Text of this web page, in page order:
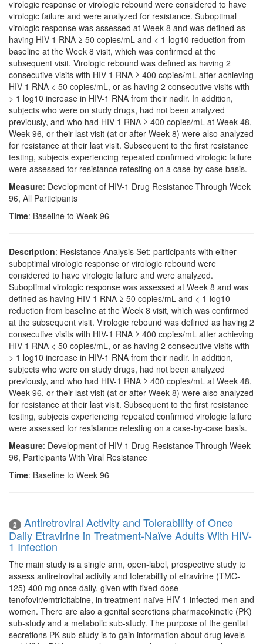
virologic response or virologic rebound were considered to have
virologic failure and were analyzed for resistance. Suboptimal
virologic response was assessed at Week 8 and was defined as
having HIV-1 RNA ≥ 50 copies/mL and < 1-log10 reduction from
baseline at the Week 8 visit, which was confirmed at the
subsequent visit. Virologic rebound was defined as having 2
consecutive visits with HIV-1 RNA ≥ 400 copies/mL after achieving
HIV-1 RNA < 50 copies/mL, or as having 2 consecutive visits with
> 1 log10 increase in HIV-1 RNA from their nadir. In addition,
subjects who were on study drugs, had not been analyzed
previously, and who had HIV-1 RNA ≥ 400 copies/mL at Week 48,
Week 96, or their last visit (at or after Week 8) were also analyzed
for resistance at their last visit. Subsequent to the first resistance
testing, subjects experiencing repeated confirmed virologic failure
were assessed for resistance retesting on a case-by-case basis.
Measure: Development of HIV-1 Drug Resistance Through Week
96, All Participants
Time: Baseline to Week 96
Description: Resistance Analysis Set: participants with either
suboptimal virologic response or virologic rebound were
considered to have virologic failure and were analyzed.
Suboptimal virologic response was assessed at Week 8 and was
defined as having HIV-1 RNA ≥ 50 copies/mL and < 1-log10
reduction from baseline at the Week 8 visit, which was confirmed
at the subsequent visit. Virologic rebound was defined as having 2
consecutive visits with HIV-1 RNA ≥ 400 copies/mL after achieving
HIV-1 RNA < 50 copies/mL, or as having 2 consecutive visits with
> 1 log10 increase in HIV-1 RNA from their nadir. In addition,
subjects who were on study drugs, had not been analyzed
previously, and who had HIV-1 RNA ≥ 400 copies/mL at Week 48,
Week 96, or their last visit (at or after Week 8) were also analyzed
for resistance at their last visit. Subsequent to the first resistance
testing, subjects experiencing repeated confirmed virologic failure
were assessed for resistance retesting on a case-by-case basis.
Measure: Development of HIV-1 Drug Resistance Through Week
96, Participants With Viral Resistance
Time: Baseline to Week 96
2
Antiretroviral Activity and Tolerability of Once
Daily Etravirine in Treatment-Naïve Adults With HIV-
1 Infection
The main study is a single arm, open-label, prospective study to
assess antiretroviral activity and tolerability of etravirine (TMC-
125) 400 mg once daily, given with fixed-dose
tenofovir/emtricitabine, in treatment-naïve HIV-1-infected men and
women. There are also a genital secretions pharmacokinetic (PK)
sub-study and a metabolic sub-study. The purpose of the genital
secretions PK sub-study is to gain information about drug levels